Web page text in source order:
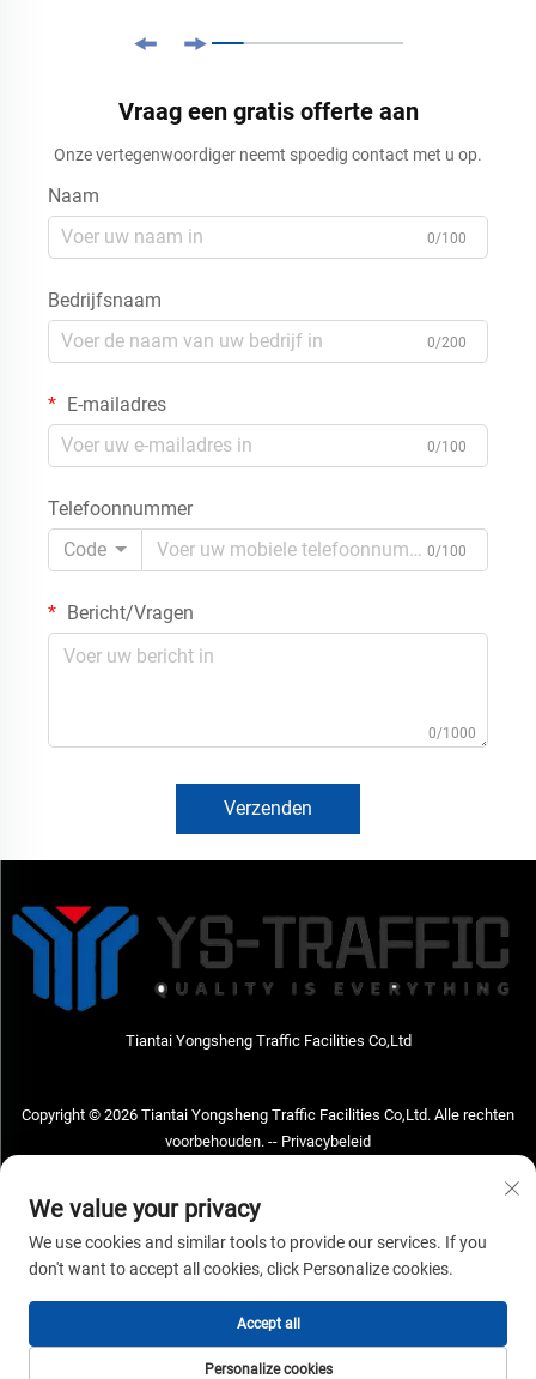
Vraag een gratis offerte aan
Onze vertegenwoordiger neemt spoedig contact met u op.
Naam
0/100
Bedrijfsnaam
0/200
E-mailadres
0/100
Telefoonnummer
Code
0/100
Bericht/Vragen
0/1000
Verzenden
Tiantai Yongsheng Traffic Facilities Co,Ltd
Copyright © 2026 Tiantai Yongsheng Traffic Facilities Co,Ltd. Alle rechten
voorbehouden. -- Privacybeleid
Address: Tiantai Yongsheng Traffic Facilities Co,Ltd Adres; No.73 Hongchou
West Road, Hongchou town, Tiantai county, Taizhou City, Zhejiang Provice,
+86-18968682471
E-mailadres:[email protected]
We value your privacy
We use cookies and similar tools to provide our services. If you
don't want to accept all cookies, click Personalize cookies.
Personalize cookies
Accept all